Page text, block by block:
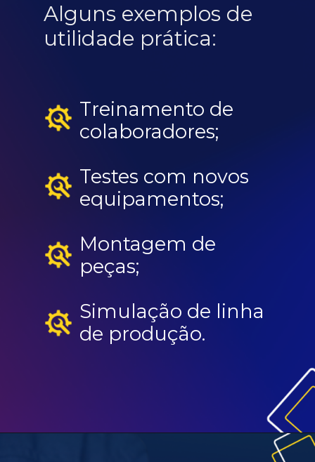
Alguns exemplos de
utilidade prática:
Treinamento de
colaboradores;
Testes com novos
equipamentos;
Montagem de
peças;
Simulação de linha
de produção.